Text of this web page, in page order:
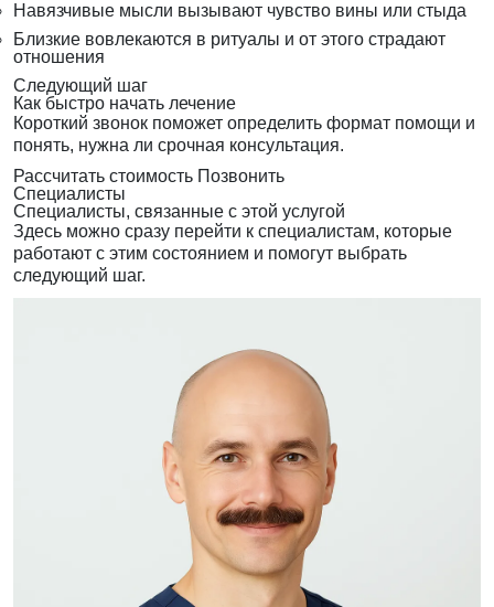
Навязчивые мысли вызывают чувство вины или стыда
Близкие вовлекаются в ритуалы и от этого страдают
отношения
Следующий шаг
Как быстро начать лечение
Короткий звонок поможет определить формат помощи и
понять, нужна ли срочная консультация.
Рассчитать стоимость Позвонить
Специалисты
Специалисты, связанные с этой услугой
Здесь можно сразу перейти к специалистам, которые
работают с этим состоянием и помогут выбрать
следующий шаг.